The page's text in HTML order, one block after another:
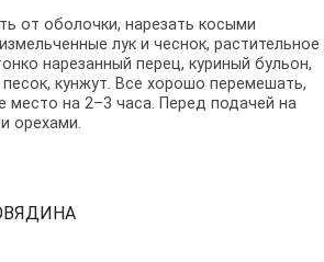
от оболочки, нарезать косыми
лук и чеснок, растительное
нарезанный перец, куриный бульон,
песок, кунжут. Все хорошо перемешать,
место на 2–3 часа. Перед подачей на
орехами.